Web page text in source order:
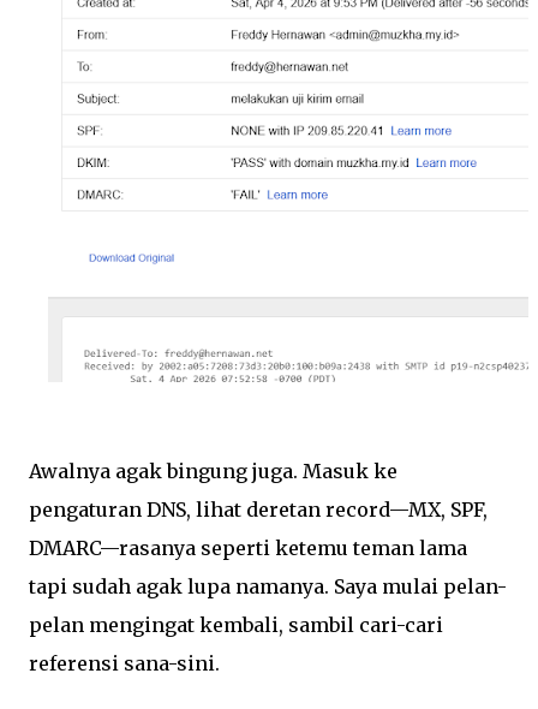
Awalnya agak bingung juga. Masuk ke
pengaturan DNS, lihat deretan record—MX, SPF,
DMARC—rasanya seperti ketemu teman lama
tapi sudah agak lupa namanya. Saya mulai pelan-
pelan mengingat kembali, sambil cari-cari
referensi sana-sini.